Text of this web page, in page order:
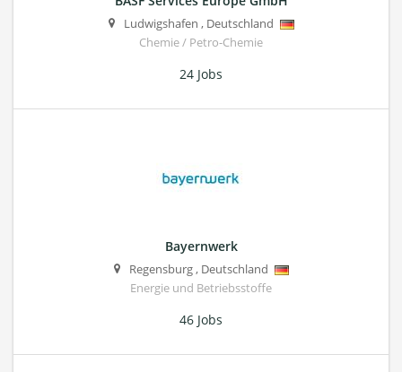
Ludwigshafen , Deutschland
Chemie / Petro-Chemie
24 Jobs
Bayernwerk
Regensburg, Deutschland
Energie und Betriebsstoffe
46 Jobs